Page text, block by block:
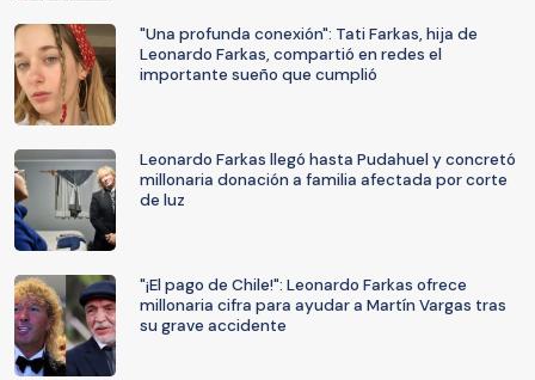
"Una profunda conexión": Tati Farkas, hija de
Leonardo Farkas, compartió en redes el
importante sueño que cumplió
Leonardo Farkas llegó hasta Pudahuel y concretó
millonaria donación a familia afectada por corte
de luz
"¡El pago de Chile!": Leonardo Farkas ofrece
millonaria cifra para ayudar a Martín Vargas tras
su grave accidente